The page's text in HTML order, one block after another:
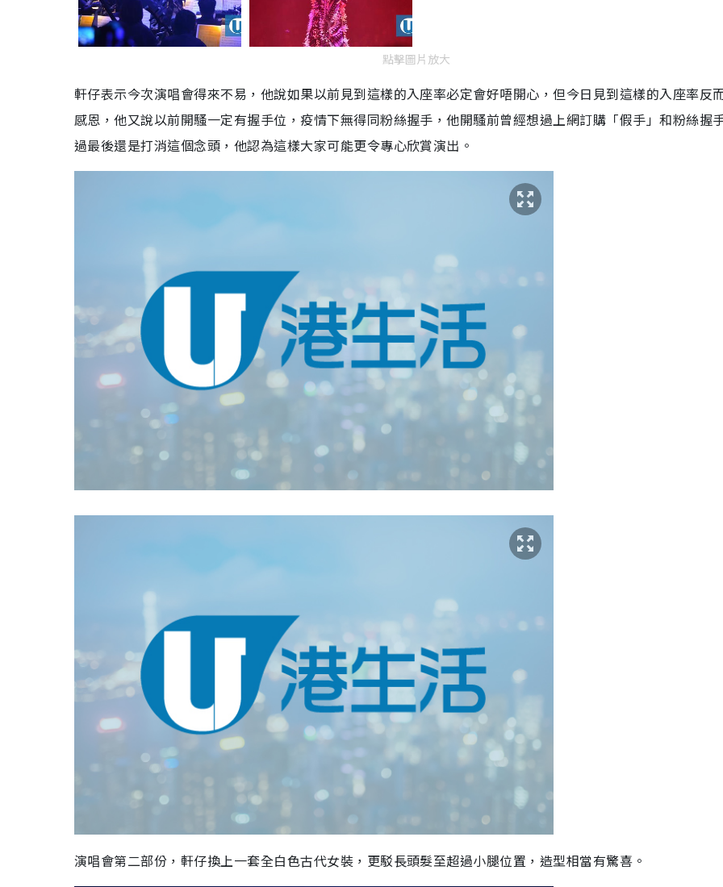
點擊圖片放大
軒仔表示今次演唱會得來不易，他說如果以前見到這樣的入座率必定會好唔開心，但今日見到這樣的入座率反
感恩，他又說以前開騷一定有握手位，疫情下無得同粉絲握手，他開騷前曾經想過上網訂購「假手」和粉絲握
過最後還是打消這個念頭，他認為這樣大家可能更令專心欣賞演出。
演唱會第二部份，軒仔換上一套全白色古代女裝，更駁長頭髮至超過小腿位置，造型相當有驚喜。